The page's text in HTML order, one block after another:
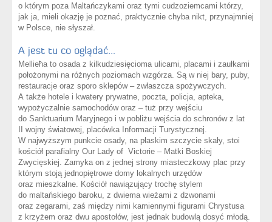
o którym poza Maltańczykami oraz tymi cudzoziemcami którzy,
jak ja, mieli okazję je poznać, praktycznie chyba nikt, przynajmniej
w Polsce, nie słyszał.
A jest tu co oglądać…
Mellieħa to osada z kilkudziesięcioma ulicami, placami i zaułkami
położonymi na różnych poziomach wzgórza. Są w niej bary, puby,
restauracje oraz sporo sklepów – zwłaszcza spożywczych.
A także hotele i kwatery prywatne, poczta, policja, apteka,
wypożyczalnie samochodów oraz – tuż przy wejściu
do Sanktuarium Maryjnego i w pobliżu wejścia do schronów z lat
II wojny światowej, placówka Informacji Turystycznej.
W najwyższym punkcie osady, na płaskim szczycie skały, stoi
kościół parafialny Our Lady of Victorie – Matki Boskiej
Zwycięskiej. Zamyka on z jednej strony miasteczkowy plac przy
którym stoją jednopiętrowe domy lokalnych urzędów
oraz mieszkalne. Kościół nawiązujący trochę stylem
do maltańskiego baroku, z dwiema wieżami z dzwonami
oraz zegarami, zaś między nimi kamiennymi figurami Chrystusa
z krzyżem oraz dwu apostołów, jest jednak budowlą dosyć młodą.